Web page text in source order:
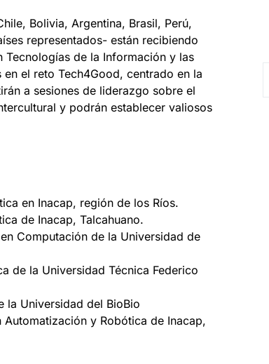
Bolivia, Argentina, Brasil, Perú,
representados- están recibiendo
Tecnologías de la Información y las
el reto Tech4Good, centrado en la
a sesiones de liderazgo sobre el
y podrán establecer valiosos
en Inacap, región de los Ríos.
de Inacap, Talcahuano.
Computación de la Universidad de
de la Universidad Técnica Federico
la Universidad del BioBio
y Robótica de Inacap,